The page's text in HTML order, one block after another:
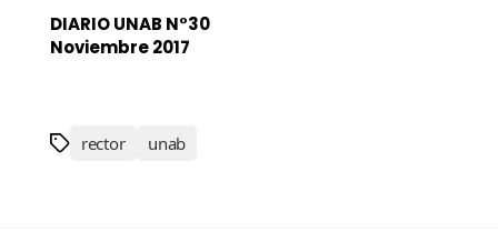
DIARIO UNAB N°30
Noviembre 2017
rector unab